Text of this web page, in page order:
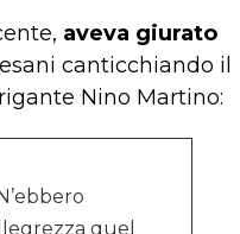
aveva giurato
canticchiando il
Nino Martino:
quel